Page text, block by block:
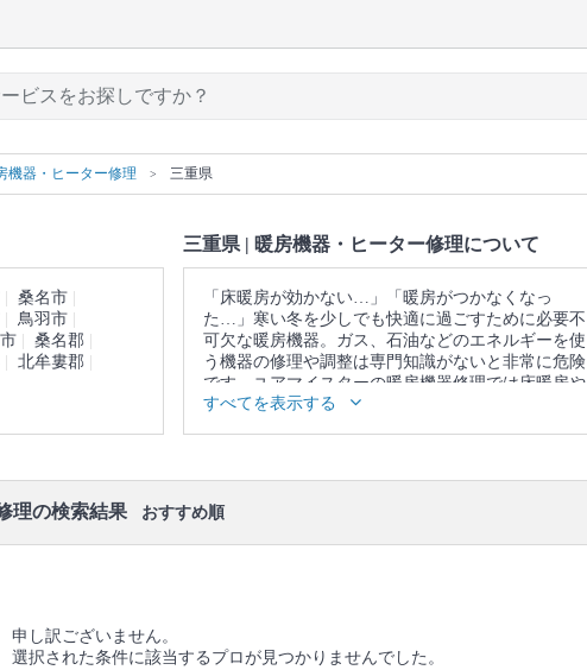
機器・ヒーター修理 三重県
桑名市
鳥羽市
桑名郡
北牟婁郡
三重県 | 暖房機器・ヒーター修理について
「床暖房が効かない…」「暖房がつかなくなっ
た…」寒い冬を少しでも快適に過ごすために必要不
可欠な暖房機器。ガス、石油などのエネルギーを使
う機器の修理や調整は専門知識がないと非常に危険
です。ユアマイスターの暖房機器修理では床暖房や
各種ボイラー修理のプロを見つけることができま
すべてを表示する
理の検索結果 おすすめ順
申し訳ございません。
選択された条件に該当するプロが見つかりませんでした。